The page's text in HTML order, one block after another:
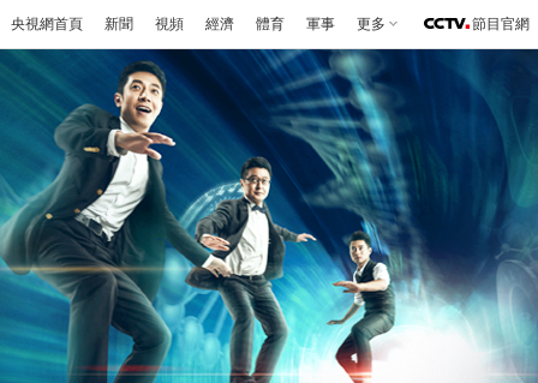
央視網首頁 新聞 視頻 經濟 體育 軍事 更多 節目官網